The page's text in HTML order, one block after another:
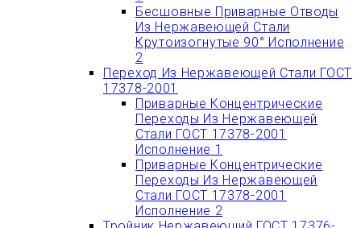
Бесшовные Приварные Отводы
Из Нержавеющей Стали
Крутоизогнутые 90° Исполнение
2
Переход Из Нержавеющей Стали ГОСТ
17378-2001
Приварные Концентрические
Переходы Из Нержавеющей
Стали ГОСТ 17378-2001
Исполнение 1
Приварные Концентрические
Переходы Из Нержавеющей
Стали ГОСТ 17378-2001
Исполнение 2